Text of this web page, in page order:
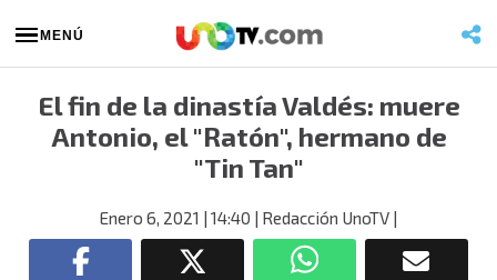
MENÚ
El fin de la dinastía Valdés: muere
Antonio, el "Ratón", hermano de
"Tin Tan"
Enero 6, 2021 | 14:40 | Redacción UnoTV |